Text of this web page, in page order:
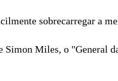
sobrecarregar a
Simon Miles, o "General